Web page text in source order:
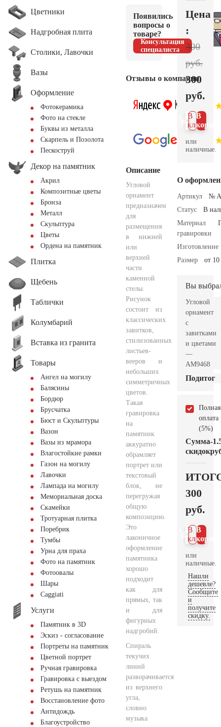
Цветники
Надгробная плита
Столики, Лавочки
Вазы
Оформление
Фотокерамика
Фото на стекле
Буквы из металла
Скарпель и Позолота
Пескоструй
Декор на памятник
Акрил
Композитные цветы
Бронза
Металл
Скульптура
Цветы
Ордена на памятник
Плитка
Щебень
Таблички
Колумбарий
Вставка из гранита
Товары
Ангел на могилу
Балясины
Бордюр
Брусчатка
Бюст и Скульптуры
Вазон
Вазы из мрамора
Влагостойкие рамки
Газон на могилу
Лавочки
Лампада на могилу
Мемориальная доска
Скамейки
Тротуарная плитка
Поребрик
Тумбы
Урна для праха
Фото на памятник
Фотоовалы
Шары
Сaggiati
Услуги
Памятник в 3D
Эскиз - согласование
Портреты на памятник
Цветной портрет
Ручная гравировка
Гравировка с выездом
Ретушь на памятник
Восстановление фото
Антидождь
Благоустройство
Появились
вопросы о
товаре?
Консультация
специалиста
Отзывы о компании
Описание
Угловой
орнамент
предназначен
для
размещения
в нижней
или
верхней
части
каменной
стелы.
Рисунок
состоит из
классических
завитков,
стилизованных
листьев-
вееров и
небольших
симметричных
цветов.
Такая
гравировка
на
памятник
аккуратно
обрамляет
портрет или
текстовый
блок, не
перегружая
общую
композицию.
Это
лаконичное
оформление
памятника
хорошо
подходит
как для
прямых, так
и для
фигурных
надгробий.
Спираль
текучих
линий
разворачивается
из верхнего
угла,
словно
музыка
Цена
:
300
руб.
300
руб.
В
В 1
клик
или
наличные.
О
Артикул
№
Статус
В
Материал
гравировки
Изготовление
Размер
от
Вы
Угловой
орнамент
с
завитками
и цветами
—
AM9468
Подитог
Полная
оплата
(5%)
Сумма
скидок
-
300
руб.
В
В 1
клик
или
наличные.
Нашли
дешевле?
Сообщите
и
получите
скидку.